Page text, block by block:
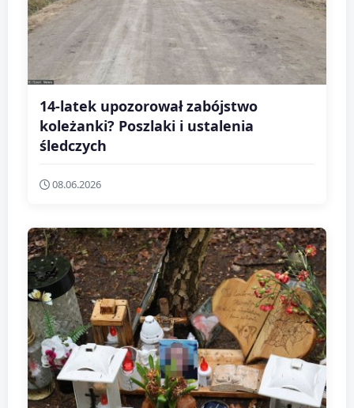
14-latek upozorował zabójstwo
koleżanki? Poszlaki i ustalenia
śledczych
08.06.2026